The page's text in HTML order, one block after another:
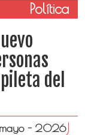
Política
del
- 2026